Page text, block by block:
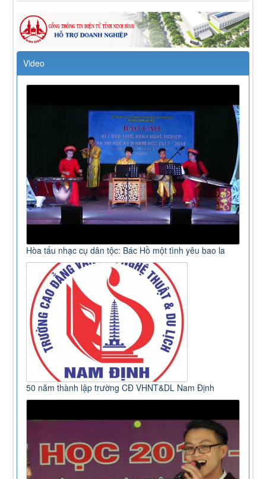
Video
Hòa tấu nhạc cụ dân tộc: Bác Hồ một tình yêu bao la
50 năm thành lập trường CĐ VHNT&DL Nam Định